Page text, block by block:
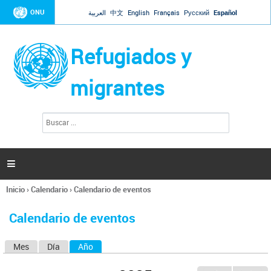
Jump to navigation
ONU العربية 中文 English Français Русский Español
Refugiados y
migrantes
l
s

Se
usted
Inicio›Calendario›Calendario de eventos
Calendario de eventos
Mes Día Año